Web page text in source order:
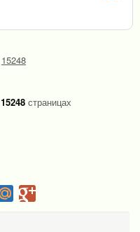
15248
15248страницах